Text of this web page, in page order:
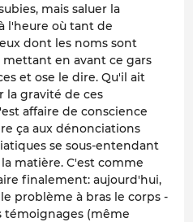
mais saluer la
l'heure où tant de
dont les noms sont
mettant en avant ce gars
et ose le dire. Qu'il ait
la gravité de ces
affaire de conscience
ça aux dénonciations
se sous-entendant
matière. C'est comme
finalement: aujourd'hui,
problème à bras le corps -
témoignages (même